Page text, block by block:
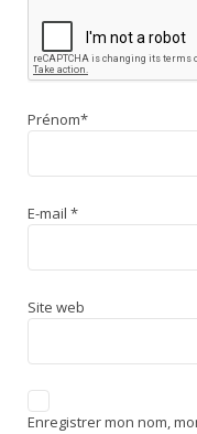
Prénom*
E-mail *
Site web
Enregistrer mon nom,